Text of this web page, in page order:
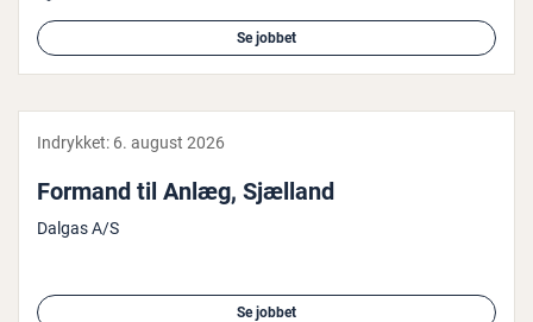
Se jobbet
Indrykket: 6. august 2026
Formand til Anlæg, Sjælland
Dalgas A/S
Se jobbet